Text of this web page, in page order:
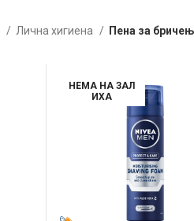
Лична хигиена Пена за
НЕМА НА ЗАЛ
ИХА